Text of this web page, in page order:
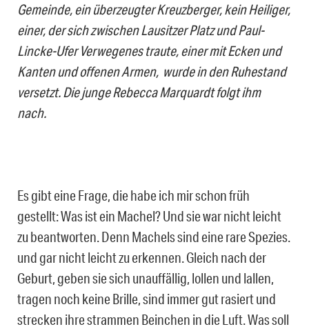
Gemeinde, ein überzeugter Kreuzberger, kein Heiliger,
einer, der sich zwischen Lausitzer Platz und Paul-
Lincke-Ufer Verwegenes traute, einer mit Ecken und
Kanten und offenen Armen, wurde in den Ruhestand
versetzt. Die junge Rebecca Marquardt folgt ihm
nach.
Es gibt eine Frage, die habe ich mir schon früh
gestellt: Was ist ein Machel? Und sie war nicht leicht
zu beantworten. Denn Machels sind eine rare Spezies.
und gar nicht leicht zu erkennen. Gleich nach der
Geburt, geben sie sich unauffällig, lollen und lallen,
tragen noch keine Brille, sind immer gut rasiert und
strecken ihre strammen Beinchen in die Luft. Was soll